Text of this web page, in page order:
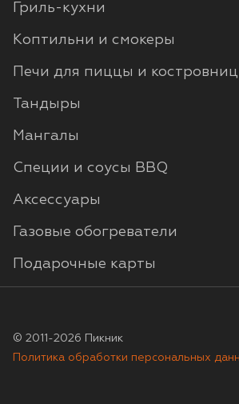
Гриль-кухни
Коптильни и смокеры
Печи для пиццы и
Тандыры
Мангалы
Специи и соусы BBQ
Аксессуары
Газовые обогреватели
Подарочные карты
© 2011-2026 Пикник
Политика обработки персональных